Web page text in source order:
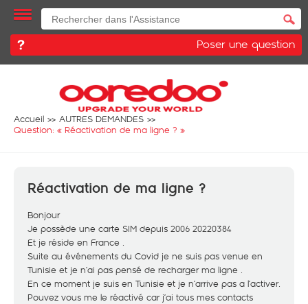
Poser une question
Accueil
AUTRES DEMANDES
Question: « Réactivation de ma ligne ? »
Réactivation de ma ligne ?
Bonjour
Je possède une carte SIM depuis 2006 20220384
Et je réside en France .
Suite au événements du Covid je ne suis pas venue en
Tunisie et je n’ai pas pensé de recharger ma ligne .
En ce moment je suis en Tunisie et je n’arrive pas a l’activer.
Pouvez vous me le réactivé car j’ai tous mes contacts